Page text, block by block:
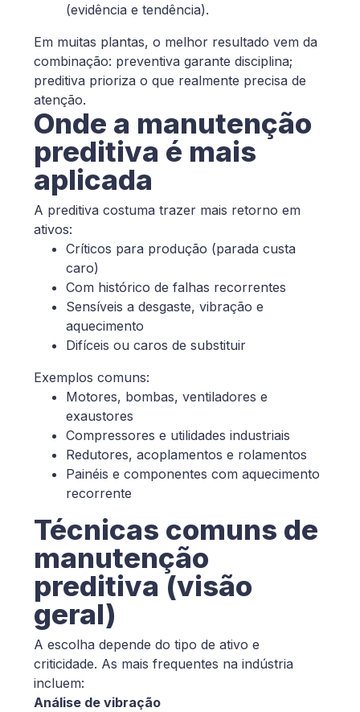
(evidência e tendência).
Em muitas plantas, o melhor resultado vem da
combinação: preventiva garante disciplina;
preditiva prioriza o que realmente precisa de
atenção.
Onde a manutenção
preditiva é mais
aplicada
A preditiva costuma trazer mais retorno em
ativos:
Críticos para produção (parada custa
caro)
Com histórico de falhas recorrentes
Sensíveis a desgaste, vibração e
aquecimento
Difíceis ou caros de substituir
Exemplos comuns:
Motores, bombas, ventiladores e
exaustores
Compressores e utilidades industriais
Redutores, acoplamentos e rolamentos
Painéis e componentes com aquecimento
recorrente
Técnicas comuns de
manutenção
preditiva (visão
geral)
A escolha depende do tipo de ativo e
criticidade. As mais frequentes na indústria
incluem:
Análise de vibração